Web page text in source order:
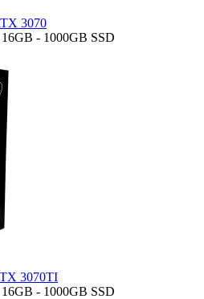
3070
- 1000GB SSD
3070TI
- 1000GB SSD